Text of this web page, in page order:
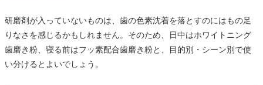
研磨剤が入っていないものは、歯の色素沈着を落とすのにはもの足
りなさを感じるかもしれません。そのため、日中はホワイトニング
歯磨き粉、寝る前はフッ素配合歯磨き粉と、目的別・シーン別で使
い分けるとよいでしょう。